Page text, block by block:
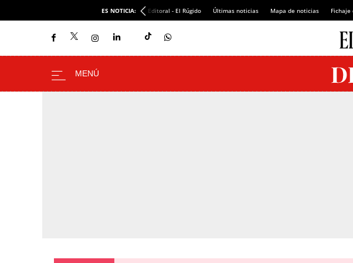
ES NOTICIA: Editoral - El Rúgido Últimas noticias Mapa de noticias Fichaje